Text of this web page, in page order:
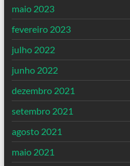
maio 2023
fevereiro 2023
julho 2022
junho 2022
dezembro 2021
setembro 2021
agosto 2021
maio 2021